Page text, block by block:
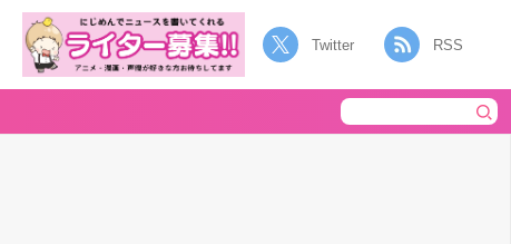
Twitter RSS